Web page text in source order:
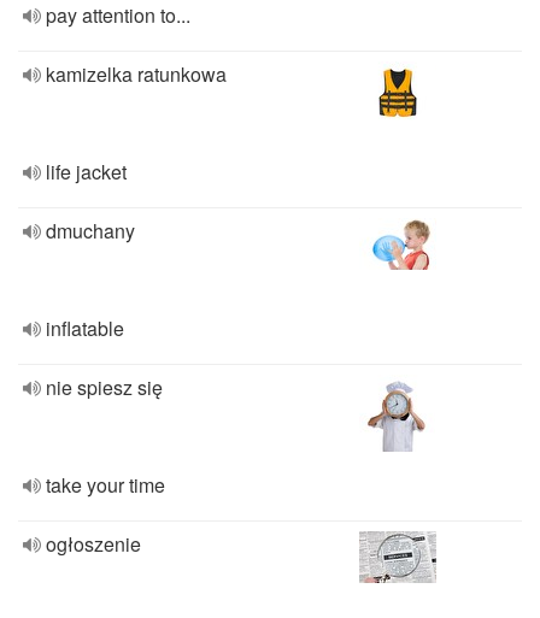
pay attention to...
kamizelka ratunkowa
life jacket
dmuchany
inflatable
nie spiesz się
take your time
ogłoszenie